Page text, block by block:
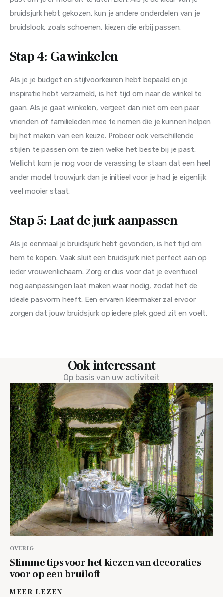
bruidsjurk hebt gekozen, kun je andere onderdelen van je
bruidslook, zoals schoenen, kiezen die erbij passen.
Stap 4: Ga winkelen
Als je je budget en stijlvoorkeuren hebt bepaald en je
inspiratie hebt verzameld, is het tijd om naar de winkel te
gaan. Als je gaat winkelen, vergeet dan niet om een paar
vrienden of familieleden mee te nemen die je kunnen helpen
bij het maken van een keuze. Probeer ook verschillende
stijlen te passen om te zien welke het beste bij je past.
Wellicht kom je nog voor de verassing te staan dat een heel
ander model trouwjurk dan je initieel voor je had je eigenlijk
veel mooier staat.
Stap 5: Laat de jurk aanpassen
Als je eenmaal je bruidsjurk hebt gevonden, is het tijd om
hem te kopen. Vaak sluit een bruidsjurk niet perfect aan op
ieder vrouwenlichaam. Zorg er dus voor dat je eventueel
nog aanpassingen laat maken waar nodig, zodat het de
ideale pasvorm heeft. Een ervaren kleermaker zal ervoor
zorgen dat jouw bruidsjurk op iedere plek goed zit en voelt.
Ook interessant
Op basis van uw activiteit
OVERIG
Slimme tips voor het kiezen van decoraties
voor op een bruiloft
MEER LEZEN